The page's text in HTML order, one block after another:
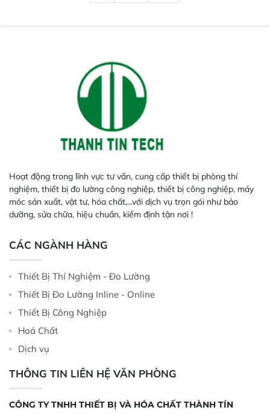
đảm bảo độ chính xác và khả
Hoạt động trong lĩnh vực tư vấn, cung cấp thiết bị phòng thí
nghiệm, thiết bị đo lường công nghiệp, thiết bị công nghiệp, máy
móc sản xuất, vật tư, hóa chất,...với dịch vụ trọn gói như bảo
dưỡng, sửa chữa, hiệu chuẩn, kiểm định tận nơi !
CÁC NGÀNH HÀNG
Thiết Bị Thí Nghiệm - Đo Lường
Thiết Bị Đo Lường Inline - Online
Thiết Bị Công Nghiệp
Hoá Chất
Dịch vụ
THÔNG TIN LIÊN HỆ VĂN PHÒNG
CÔNG TY TNHH THIẾT BỊ VÀ HÓA CHẤT THÀNH TÍN